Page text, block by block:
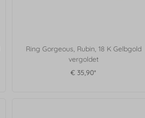
Ring Gorgeous, Rubin, 18 K Gelbgold
vergoldet
€ 35,90*